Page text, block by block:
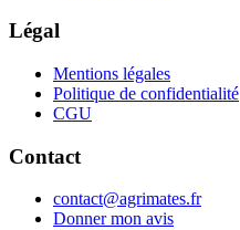
Légal
Mentions légales
Politique de confidentialité
CGU
Contact
contact@agrimates.fr
Donner mon avis